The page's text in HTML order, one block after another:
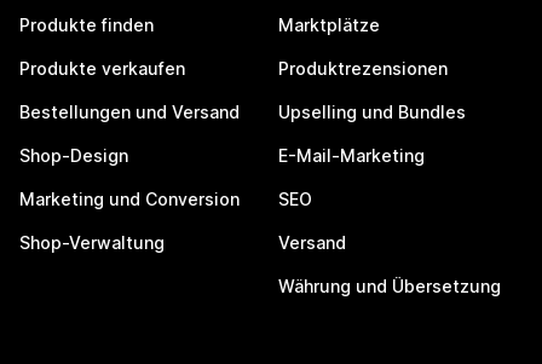
Produkte finden
Produkte verkaufen
Bestellungen und Versand
Shop-Design
Marketing und Conversion
Shop-Verwaltung
Marktplätze
Produktrezensionen
Upselling und Bundles
E-Mail-Marketing
SEO
Versand
Währung und Übersetzung